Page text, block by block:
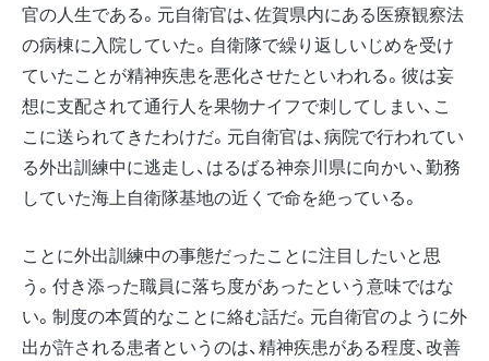
官の人生である。元自衛官は、佐賀県内にある医療観察法
の病棟に入院していた。自衛隊で繰り返しいじめを受け
ていたことが精神疾患を悪化させたといわれる。彼は妄
想に支配されて通行人を果物ナイフで刺してしまい、こ
こに送られてきたわけだ。元自衛官は、病院で行われてい
る外出訓練中に逃走し、はるばる神奈川県に向かい、勤務
していた海上自衛隊基地の近くで命を絶っている。
ことに外出訓練中の事態だったことに注目したいと思
う。付き添った職員に落ち度があったという意味ではな
い。制度の本質的なことに絡む話だ。元自衛官のように外
出が許される患者というのは、精神疾患がある程度、改善